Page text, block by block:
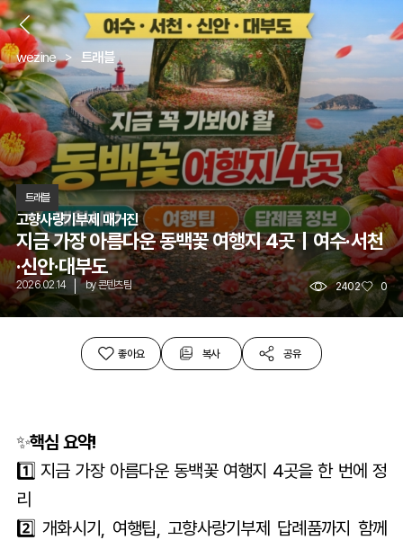
뒤
wezine 트래블
트래블
고향사량기부제 매거진
지금 가장 아름다운 동백꽃 여행지 4곳｜여수·서천
·신안·대부도
2026.02.14 by콘텐츠팀 2402 0
좋아요 복사 공유
✨핵심 요약!
1️⃣ 지금 가장 아름다운 동백꽃 여행지 4곳을 한 번에 정
리
2️⃣ 개화시기, 여행팁, 고향사랑기부제 답례품까지 함께